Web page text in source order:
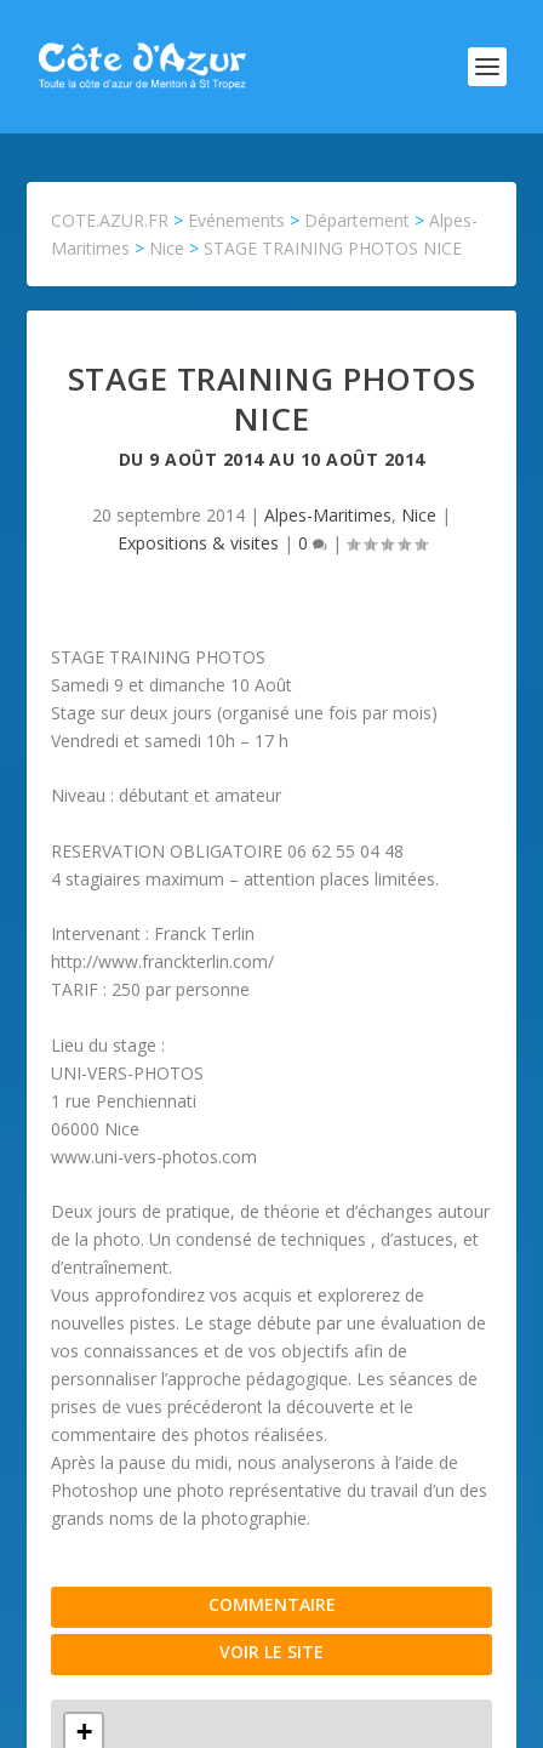
COTE.AZUR.FR > Evénements > Département >Alpes-
Maritimes > Nice > STAGE TRAINING PHOTOS NICE
STAGE TRAINING PHOTOS
NICE
DU 9 AOÛT 2014AU 10 AOÛT 2014
20 septembre 2014 | Alpes-Maritimes, Nice |
Expositions & visites | 0 |
STAGE TRAINING PHOTOS
Samedi 9 et dimanche 10 Août
Stage sur deux jours (organisé une fois par mois)
Vendredi et samedi 10h – 17 h
Niveau : débutant et amateur
RESERVATION OBLIGATOIRE 06 62 55 04 48
4 stagiaires maximum – attention places limitées.
Intervenant : Franck Terlin
http://www.franckterlin.com/
TARIF : 250 par personne
Lieu du stage :
UNI-VERS-PHOTOS
1 rue Penchiennati
06000 Nice
www.uni-vers-photos.com
Deux jours de pratique, de théorie et d’échanges autour
de la photo. Un condensé de techniques , d’astuces, et
d’entraînement.
Vous approfondirez vos acquis et explorerez de
nouvelles pistes. Le stage débute par une évaluation de
vos connaissances et de vos objectifs afin de
personnaliser l’approche pédagogique. Les séances de
prises de vues précéderont la découverte et le
commentaire des photos réalisées.
Après la pause du midi, nous analyserons à l’aide de
Photoshop une photo représentative du travail d’un des
grands noms de la photographie.
COMMENTAIRE
VOIR LE SITE
+